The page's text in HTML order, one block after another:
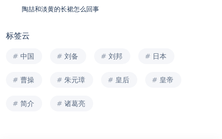
陶喆和淡黄的长裙怎么回事
标签云
中国 刘备 刘邦 日本
曹操 朱元璋 皇后 皇帝
简介 诸葛亮